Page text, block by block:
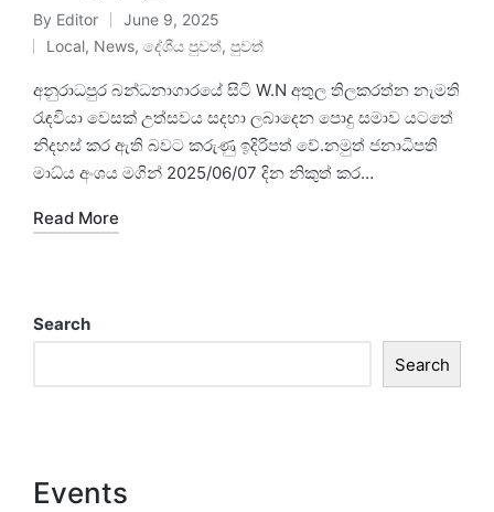
By Editor
June 9, 2025
Local, News, දේශීය පුවත්, පුවත්
අනුරාධපුර බන්ධනාගාරයේ සිටි W.N අතුල තිලකරත්න නැමති
රැඳවියා වෙසක් උත්සවය සදහා ලබාදෙන පොදු සමාව යටතේ
නිදහස් කර ඇති බවට කරුණු ඉදිරිපත් වේ.නමුත් ජනාධිපති
මාධ්ය අංශය මගින් 2025/06/07 දින නිකුත් කර…
Read More
Search
Search
Events